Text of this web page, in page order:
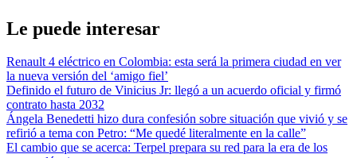
Le puede interesar
Renault 4 eléctrico en Colombia: esta será la primera ciudad en ver
la nueva versión del ‘amigo fiel’
Definido el futuro de Vinicius Jr: llegó a un acuerdo oficial y firmó
contrato hasta 2032
Ángela Benedetti hizo dura confesión sobre situación que vivió y se
refirió a tema con Petro: “Me quedé literalmente en la calle”
El cambio que se acerca: Terpel prepara su red para la era de los